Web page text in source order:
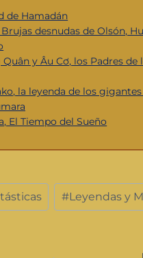
de Hamadán
desnudas de Olsón,
Quân y Âu Cơ, los Padres de
la leyenda de los
El Tiempo del Sueño
#Leyendas y